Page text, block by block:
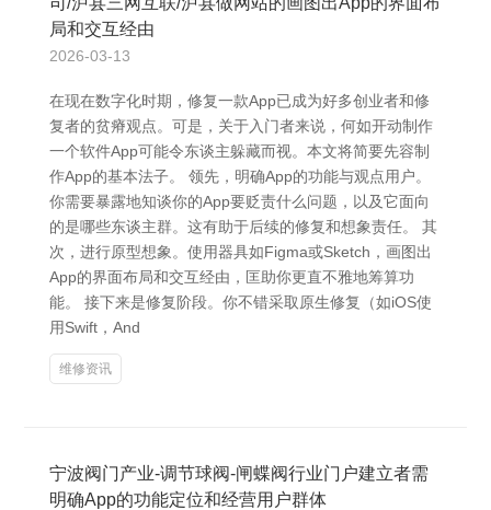
局和交互经由
2026-03-13
在现在数字化时期，修复一款App已成为好多创业者和修
复者的贫瘠观点。可是，关于入门者来说，何如开动制作
一个软件App可能令东谈主躲藏而视。本文将简要先容制
作App的基本法子。 领先，明确App的功能与观点用户。
你需要暴露地知谈你的App要贬责什么问题，以及它面向
的是哪些东谈主群。这有助于后续的修复和想象责任。 其
次，进行原型想象。使用器具如Figma或Sketch，画图出
App的界面布局和交互经由，匡助你更直不雅地筹算功
能。 接下来是修复阶段。你不错采取原生修复（如iOS使
用Swift，And
维修资讯
宁波阀门产业-调节球阀-闸蝶阀行业门户建立者需
明确App的功能定位和经营用户群体